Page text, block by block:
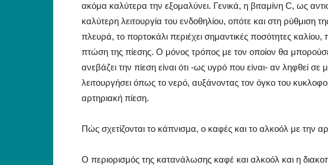
ακόμα καλύτερα την εξομαλύνει. Γενικά, η βιταμίνη C, ως
καλύτερη λειτουργία του ενδοθηλίου, οπότε και στη ρύθμιση
πλευρά, το πορτοκάλι περιέχει σημαντικές ποσότητες καλίου,
πτώση της πίεσης. O μόνος τρόπος με τον οποίον θα
ανεβάζει την πίεση είναι ότι -ως υγρό που είναι- αν ληφθεί
λειτουργήσει όπως το νερό, αυξάνοντας τον όγκο του
αρτηριακή πίεση.
Πώς σχετίζονται το κάπνισμα, ο καφές και το αλκοόλ με την
O περιορισμός της κατανάλωσης καφέ και αλκοόλ και η